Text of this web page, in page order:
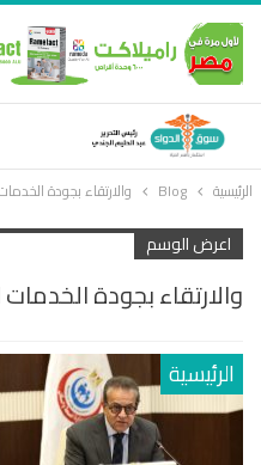
الرئيسية Blog والارتقاء بجودة
اعرض الوسم
والارتقاء بجودة
الرئيسية